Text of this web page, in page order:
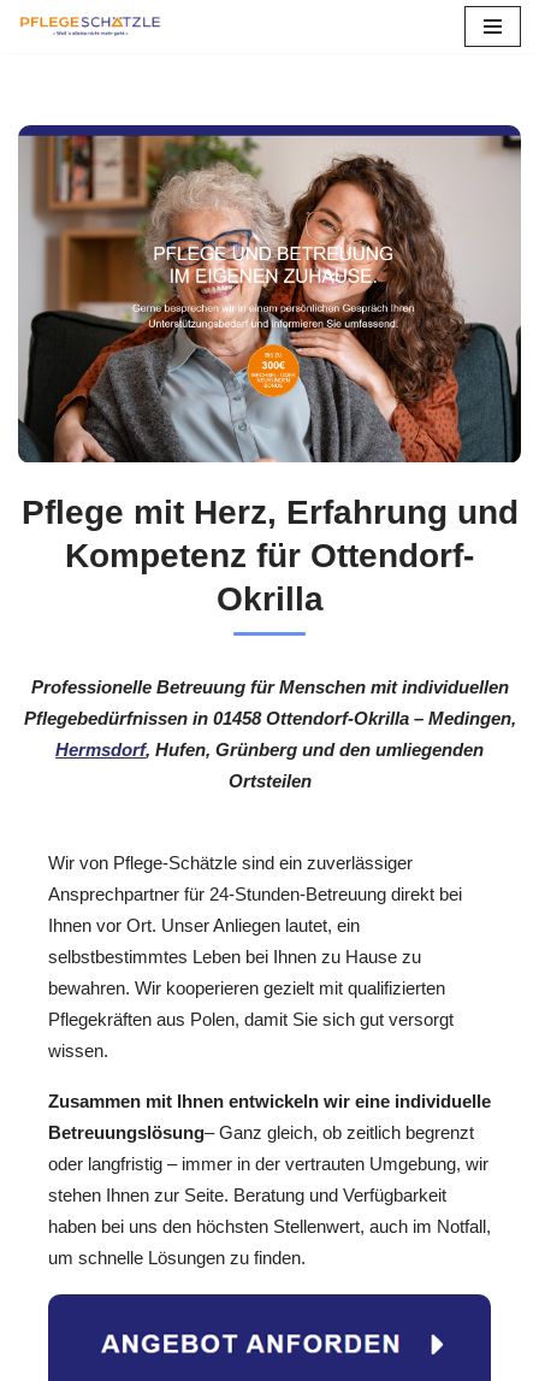
springen
Pflege mit Herz, Erfahrung und
Kompetenz für Ottendorf-
Okrilla
Professionelle Betreuung für Menschen mit individuellen
Pflegebedürfnissen in 01458 Ottendorf-Okrilla – Medingen,
Hermsdorf, Hufen, Grünberg und den umliegenden
Ortsteilen
Wir von Pflege-Schätzle sind ein zuverlässiger
Ansprechpartner für 24-Stunden-Betreuung direkt bei
Ihnen vor Ort. Unser Anliegen lautet, ein
selbstbestimmtes Leben bei Ihnen zu Hause zu
bewahren. Wir kooperieren gezielt mit qualifizierten
Pflegekräften aus Polen, damit Sie sich gut versorgt
wissen.
Zusammen mit Ihnen entwickeln wir eine individuelle
Betreuungslösung– Ganz gleich, ob zeitlich begrenzt
oder langfristig – immer in der vertrauten Umgebung, wir
stehen Ihnen zur Seite. Beratung und Verfügbarkeit
haben bei uns den höchsten Stellenwert, auch im Notfall,
um schnelle Lösungen zu finden.